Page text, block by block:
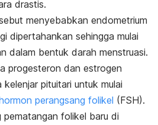
drastis.
menyebabkan endometrium
dipertahankan sehingga mulai
dalam bentuk darah menstruasi.
progesteron dan estrogen
pituitari untuk mulai
perangsang folikel (FSH).
pematangan folikel baru di